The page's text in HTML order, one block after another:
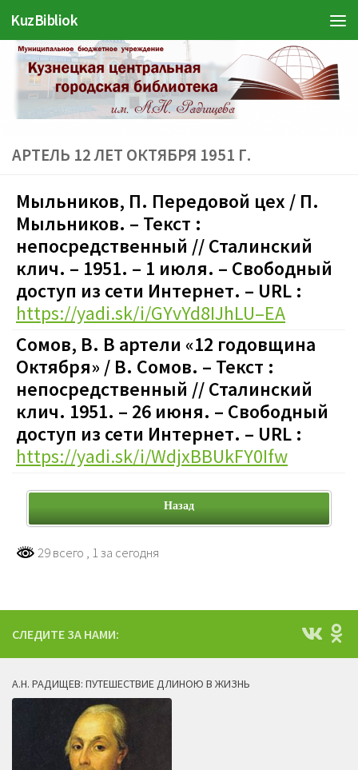
Перейти к содержимому
KuzBibliok
АРТЕЛЬ 12 ЛЕТ ОКТЯБРЯ 1951 Г.
Мыльников, П. Передовой цех / П.
Мыльников. – Текст :
непосредственный // Сталинский
клич. – 1951. – 1 июля. – Свободный
доступ из сети Интернет. – URL :
https://yadi.sk/i/GYvYd8IJhLU–EA
Сомов, В. В артели «12 годовщина
Октября» / В. Сомов. – Текст :
непосредственный // Сталинский
клич. 1951. – 26 июня. – Свободный
доступ из сети Интернет. – URL :
https://yadi.sk/i/WdjxBBUkFY0Ifw
Назад
29 всего , 1 за сегодня
СЛЕДИТЕ ЗА НАМИ:
А.Н. РАДИЩЕВ: ПУТЕШЕСТВИЕ ДЛИНОЮ В ЖИЗНЬ